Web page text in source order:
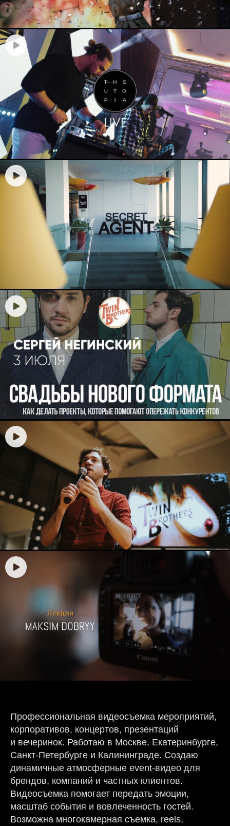
Профессиональная видеосъемка мероприятий,
корпоративов, концертов, презентаций
и вечеринок. Работаю в Москве, Екатеринбурге,
Санкт-Петербурге и Калининграде. Создаю
динамичные атмосферные event-видео для
брендов, компаний и частных клиентов.
Видеосъемка помогает передать эмоции,
масштаб события и вовлеченность гостей.
Возможна многокамерная съемка, reels,